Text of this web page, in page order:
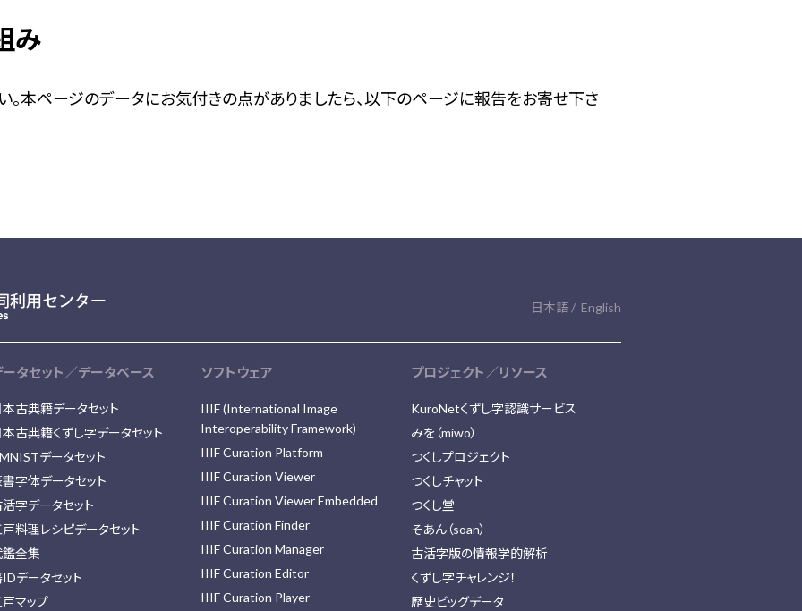
み
本ページのデータにお気付きの点がありましたら、以下のページに報告をお寄せ下さ
日本語 English
ータセット／データベース
古典籍データセット
古典籍くずし字データセット
データセット
字体データセット
字データセット
料理レシピデータセット
鑑全集
データセット
マップ
ソフトウェア
IIIF (International Image
Interoperability Framework)
IIIF Curation Platform
IIIF Curation Viewer
IIIF Curation Viewer Embedded
IIIF Curation Finder
IIIF Curation Manager
IIIF Curation Editor
IIIF Curation Player
プロジェクト／リソース
KuroNetくずし字認識サービス
みを（miwo）
つくしプロジェクト
つくしチャット
つくし堂
そあん（soan）
古活字版の情報学的解析
くずし字チャレンジ！
歴史ビッグデータ